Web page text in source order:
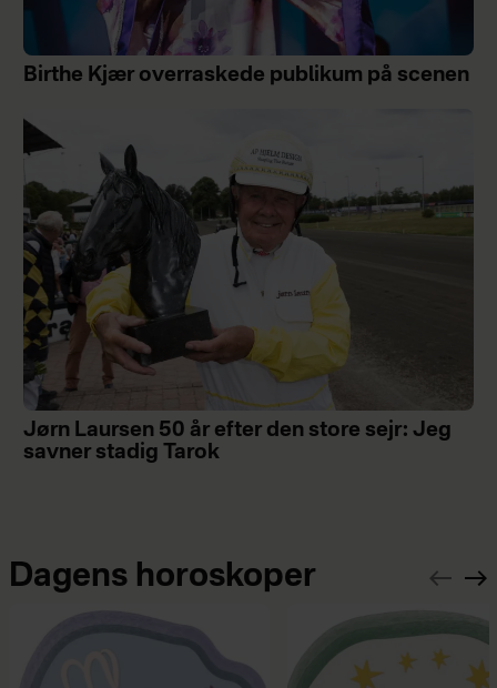
Birthe Kjær overraskede publikum på scenen
Jørn Laursen 50 år efter den store sejr: Jeg
savner stadig Tarok
Dagens horoskoper